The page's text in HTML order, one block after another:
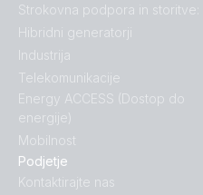
Strokovna podpora in storitve:
Hibridni generatorji
Industrija
Telekomunikacije
Energy ACCESS (Dostop do
energije)
Mobilnost
Podjetje
Kontaktirajte nas